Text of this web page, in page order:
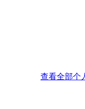
查看全部个